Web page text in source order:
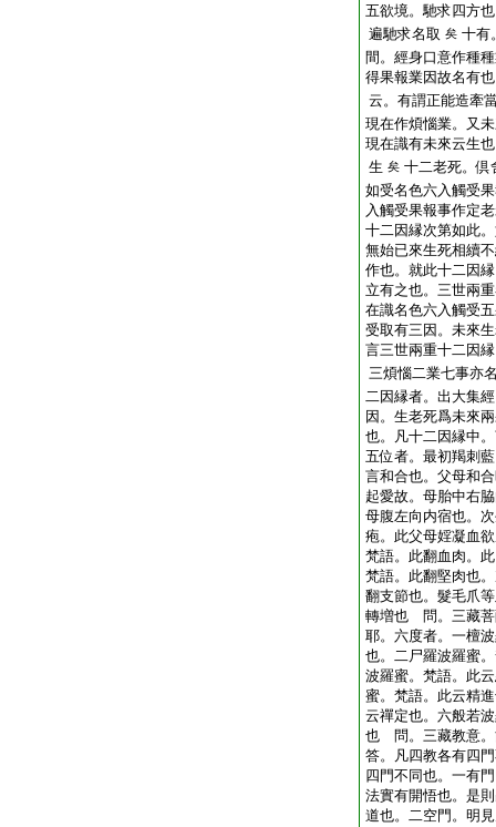
五欲境。馳求四方
遍馳求名取 矣 十有
間。經身口意作種
得果報業因故名有
云。有謂正能造牽
現在作煩惱業。又
現在識有未來云生
生 矣 十二老死。倶
如受名色六入觸受
入觸受果報事作定
十二因縁次第如此
無始已來生死相續
作也。就此十二因
立有之也。三世兩
在識名色六入觸受
受取有三因。未來
言三世兩重十二因
三煩惱二業七事亦
二因縁者。出大集
因。生老死爲未來
也。凡十二因縁中
五位者。最初羯刺
言和合也。父母和
起愛故。母胎中右
母腹左向内宿也。
疱。此父母婬凝血
梵語。此翻血肉。
梵語。此翻堅肉也
翻支節也。髮毛爪
轉増也 問。三藏菩
耶。六度者。一檀
也。二尸羅波羅蜜
波羅蜜。梵語。此
蜜。梵語。此云精
云禪定也。六般若
也 問。三藏教意
答。凡四教各有四
四門不同也。一有
法實有開悟也。是
道也。二空門。明